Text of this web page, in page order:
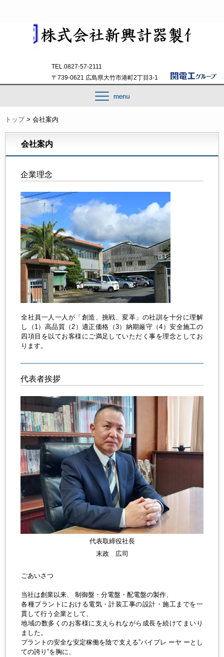
TEL.0827-57-2111
〒739-0621 広島県大竹市港町2丁目3-1
トップ > 会社案内
会社案内
企業理念
全社員一人一人が「創造、挑戦、変革」の社訓を十分に理解
し（1）高品質（2）適正価格（3）納期厳守（4）安全施工の
四項目を以てお客様にご満足していただく事を理念としてお
ります。
代表者挨拶
代表取締役社長
末政 広司
ごあいさつ
当社は創業以来、 制御盤・分電盤・配電盤の製作、
各種プラントにおける電気・計装工事の設計・施工までを一
貫して行う企業として、
地域の数多くのお客様に支えられながら成長を続けてまいり
ました。
プラントの安全な安定稼働を陰で支える”バイプレ ーヤ ーとし
ての誇り”を胸に、